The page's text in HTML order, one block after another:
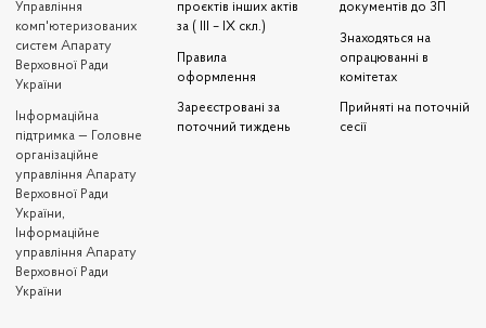
Управління
комп'ютеризованих
систем Апарату
Верховної Ради
України
Iнформаційна
підтримка — Головне
організаційне
управління Апарату
Верховної Ради
України,
Інформаційне
управління Апарату
Верховної Ради
України
проєктів інших актів
за ( III – IX скл.)
Правила
оформлення
Зареєстровані за
поточний тиждень
документів до ЗП
Знаходяться на
опрацюванні в
комітетах
Прийняті на поточній
сесії